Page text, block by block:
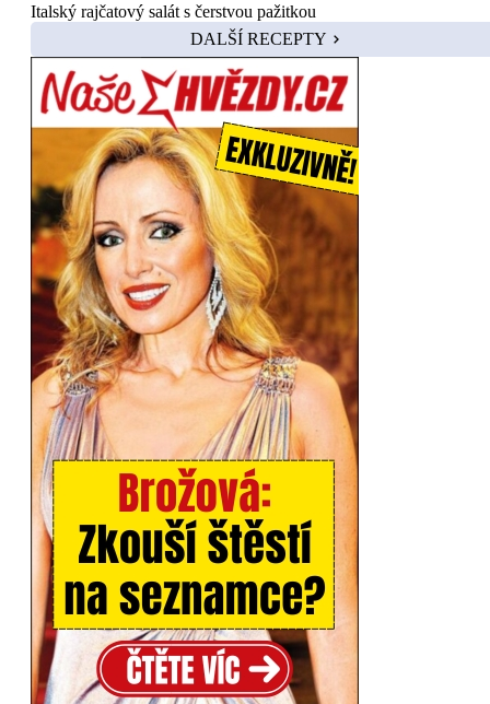
Italský rajčatový salát s čerstvou pažitkou
DALŠÍ RECEPTY